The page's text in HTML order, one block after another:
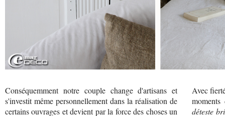
Conséquemment notre couple change d'artisans et
s'investit même personnellement dans la réalisation de
certains ouvrages et devient par la force des choses un
Avec
déteste